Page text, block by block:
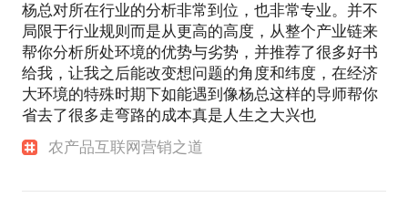
杨总对所在行业的分析非常到位，也非常专业。并不
局限于行业规则而是从更高的高度，从整个产业链来
帮你分析所处环境的优势与劣势，并推荐了很多好书
给我，让我之后能改变想问题的角度和纬度，在经济
大环境的特殊时期下如能遇到像杨总这样的导师帮你
省去了很多走弯路的成本真是人生之大兴也
农产品互联网营销之道